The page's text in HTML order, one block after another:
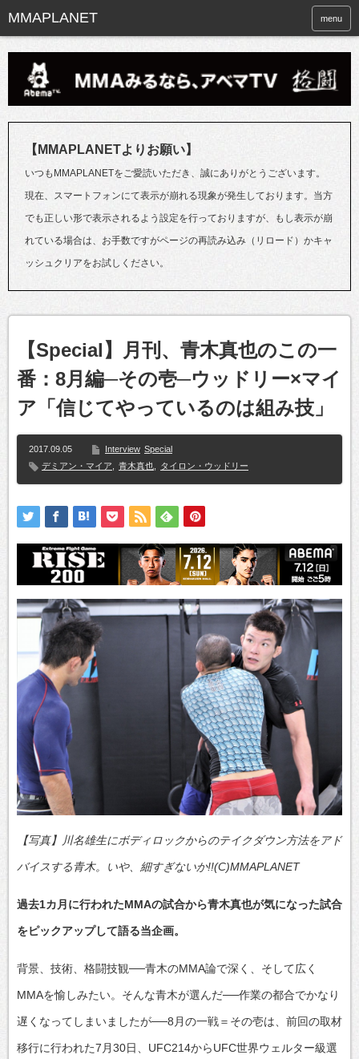
menu
【MMAPLANETよりお願い】
いつもMMAPLANETをご愛読いただき、誠にありがとうございます。
現在、スマートフォンにて表示が崩れる現象が発生しております。当方
でも正しい形で表示されるよう設定を行っておりますが、もし表示が崩
れている場合は、お手数ですがページの再読み込み（リロード）かキャ
ッシュクリアをお試しください。
【Special】月刊、青木真也のこの一
番：8月編─その壱─ウッドリー×マイ
ア「信じてやっているのは組み技」
2017.09.05 Interview Special
デミアン・マイア
青木真也 タイロン・ウッドリー
【写真】川名雄生にボディロックからのテイクダウン方法をアド
バイスする青木。いや、細すぎないか!!(C)MMAPLANET
過去1カ月に行われたMMAの試合から青木真也が気になった試合
をピックアップして語る当企画。
背景、技術、格闘技観──青木のMMA論で深く、そして広く
MMAを愉しみたい。そんな青木が選んだ──作業の都合でかなり
遅くなってしまいましたが──8月の一戦＝その壱は、前回の取材
移行に行われた7月30日、UFC214からUFC世界ウェルター級選